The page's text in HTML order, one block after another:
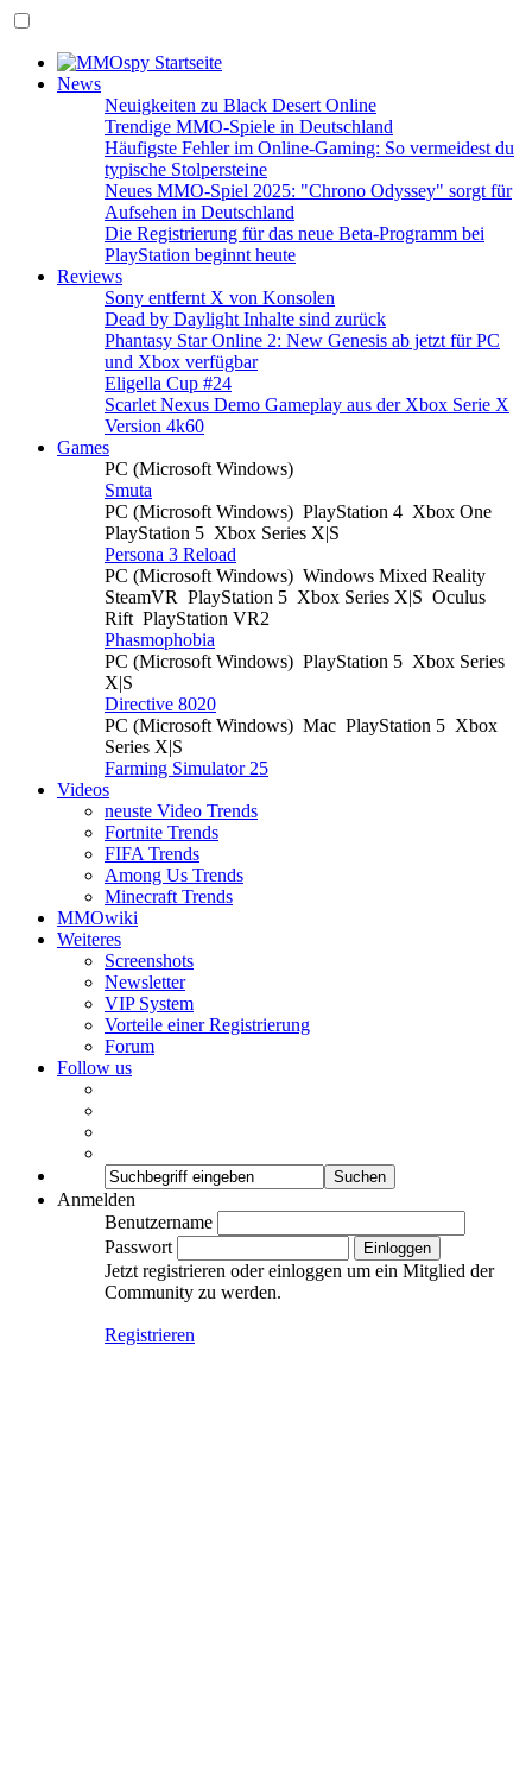
News
Neuigkeiten zu Black Desert Online
Trendige MMO-Spiele in Deutschland
Häufigste Fehler im Online-Gaming: So vermeidest du
typische Stolpersteine
Neues MMO-Spiel 2025: "Chrono Odyssey" sorgt für
Aufsehen in Deutschland
Die Registrierung für das neue Beta-Programm bei
PlayStation beginnt heute
Reviews
Sony entfernt X von Konsolen
Dead by Daylight Inhalte sind zurück
Phantasy Star Online 2: New Genesis ab jetzt für PC
und Xbox verfügbar
Eligella Cup #24
Scarlet Nexus Demo Gameplay aus der Xbox Serie X
Version 4k60
Games
PC (Microsoft Windows)
Smuta
PC (Microsoft Windows) PlayStation 4 Xbox One
PlayStation 5 Xbox Series X|S
Persona 3 Reload
PC (Microsoft Windows) Windows Mixed Reality
SteamVR PlayStation 5 Xbox Series X|S Oculus
Rift PlayStation VR2
Phasmophobia
PC (Microsoft Windows) PlayStation 5 Xbox Series
X|S
Directive 8020
PC (Microsoft Windows) Mac PlayStation 5 Xbox
Series X|S
Farming Simulator 25
Videos
neuste Video Trends
Fortnite Trends
FIFA Trends
Among Us Trends
Minecraft Trends
MMOwiki
Weiteres
Screenshots
Newsletter
VIP System
Vorteile einer Registrierung
Forum
Follow us
Anmelden
Benutzername
Passwort
Jetzt registrieren oder einloggen um ein Mitglied der
Community zu werden.
Registrieren